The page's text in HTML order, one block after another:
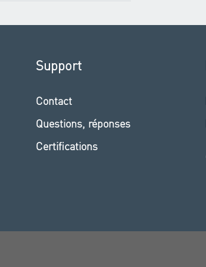
Support
Contact
Questions, réponses
Certifications